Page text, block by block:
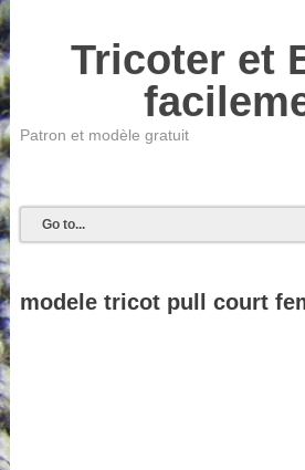
Tricoter et
Patron et modèle gratuit
modele tricot pull court